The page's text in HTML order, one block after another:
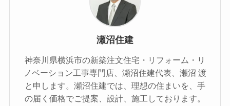
瀬沼住建
神奈川県横浜市の新築注文住宅・リフォーム・リ
ノベーション工事専門店、瀬沼住建代表、瀬沼 渡
と申します。瀬沼住建では、理想の住まいを、手
の届く価格でご提案、設計、施工しております。